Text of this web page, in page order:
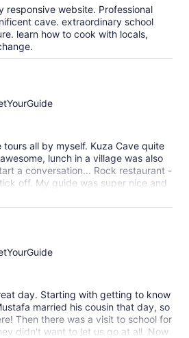
responsive website. Professional
cave. extraordinary school
learn how to cook with locals,
all by myself. Kuza Cave quite
lunch in a village was also
a conversation... Rock restaurant -
off. My guide was super nice and
expensive for the 3 things
day. Starting with getting to know
married his cousin that day, so
Then there was a visit to school for
didn't want to let us go at all. Now